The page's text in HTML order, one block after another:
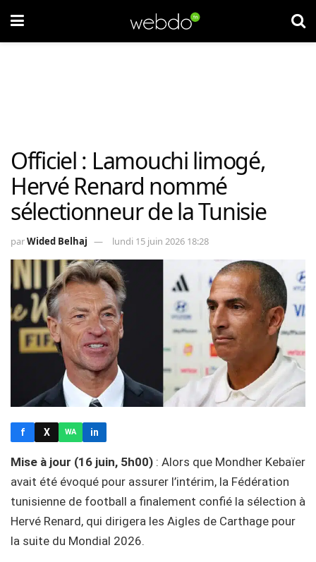
Officiel : Lamouchi limogé,
Hervé Renard nommé
sélectionneur de la Tunisie
parWided Belhaj lundi 15 juin 2026 18:28
f X WA in
Mise à jour (16 juin, 5h00) : Alors que Mondher Kebaïer
avait été évoqué pour assurer l’intérim, la Fédération
tunisienne de football a finalement confié la sélection à
Hervé Renard, qui dirigera les Aigles de Carthage pour
la suite du Mondial 2026.